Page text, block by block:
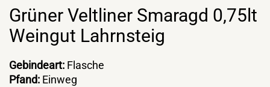
Grüner Veltliner Smaragd 0,75lt
Weingut Lahrnsteig
Gebindeart: Flasche
Pfand: Einweg